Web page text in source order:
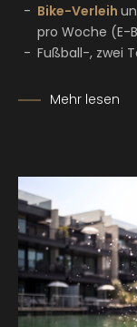
Bike-Verleih
pro Woche (E-
Fußball-, zwei
Mehr lesen